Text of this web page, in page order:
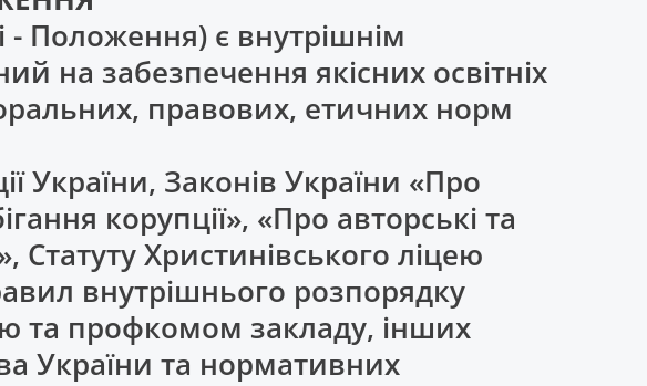
- Положення) є внутрішнім
на забезпечення якісних освітніх
правових, етичних норм
України, Законів України «Про
корупції», «Про авторські та
Христинівського ліцею
внутрішнього розпорядку
та профкомом закладу, інших
України та нормативних